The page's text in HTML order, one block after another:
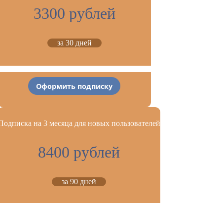
3300 рублей
за 30 дней
Оформить подписку
на 3 месяца для новых пользователей
8400 рублей
за 90 дней